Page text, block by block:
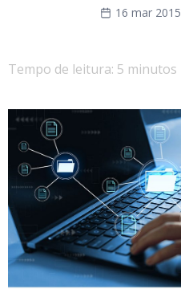
16 mar 2015
Tempo de leitura: 5 minutos